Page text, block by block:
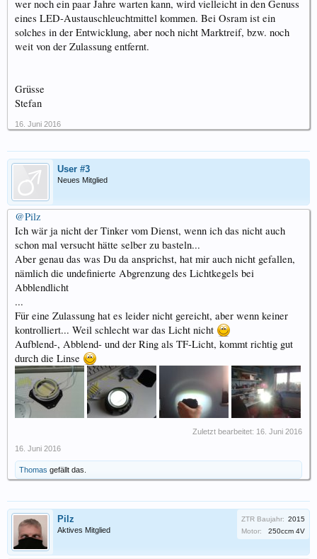
wer noch ein paar Jahre warten kann, wird vielleicht in den Genuss
eines LED-Austauschleuchtmittel kommen. Bei Osram ist ein
solches in der Entwicklung, aber noch nicht Marktreif, bzw. noch
weit von der Zulassung entfernt.
Grüsse
Stefan
16. Juni 2016
User #3
Neues Mitglied
@Pilz
Ich wär ja nicht der Tinker vom Dienst, wenn ich das nicht auch
schon mal versucht hätte selber zu basteln...
Aber genau das was Du da ansprichst, hat mir auch nicht gefallen,
nämlich die undefinierte Abgrenzung des Lichtkegels bei
Abblendlicht
...
Für eine Zulassung hat es leider nicht gereicht, aber wenn keiner
kontrolliert... Weil schlecht war das Licht nicht
Aufblend-, Abblend- und der Ring als TF-Licht, kommt richtig gut
durch die Linse
Zuletzt bearbeitet: 16. Juni 2016
16. Juni 2016
Thomas gefällt das.
Pilz
Aktives Mitglied
ZTR Baujahr: 2015
Motor:
250ccm 4V